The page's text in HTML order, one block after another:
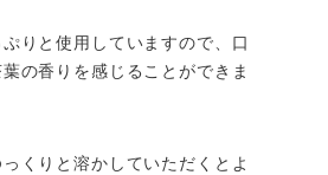
りと使用していますので、口
の香りを感じることができま
くりと溶かしていただくとよ